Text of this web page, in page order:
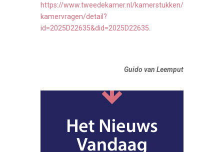
https://www.tweedekamer.nl/kamerstukken/
kamervragen/detail?
id=2025D22635&did=2025D22635
Guido van Leemput